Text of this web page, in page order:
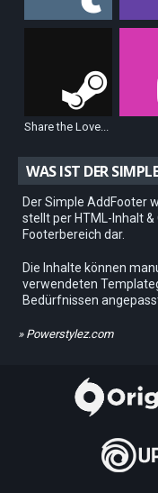
Share the Love...
WAS IST DER
Der Simple AddFooter
stellt per HTML-Inhalt
Footerbereich dar.
Die Inhalte können
verwendeten
Bedürfnissen
» Powerstylez.com